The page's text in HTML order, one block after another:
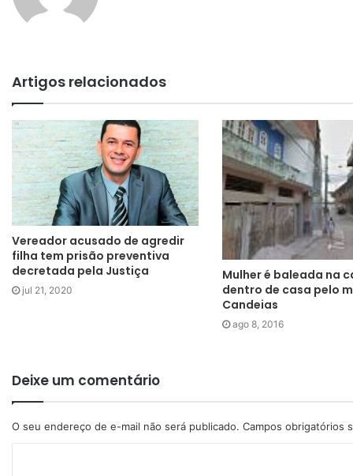
Artigos relacionados
Vereador acusado de agredir
filha tem prisão preventiva
decretada pela Justiça
jul 21, 2020
Mulher é baleada na
dentro de casa pelo
Candeias
ago 8, 2016
Deixe um comentário
O seu endereço de e-mail não será publicado. Campos obrigatórios